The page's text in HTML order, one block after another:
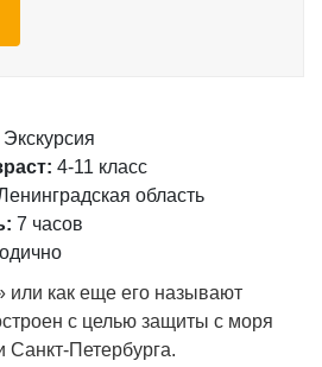
Экскурсия
4-11 класс
область
7 часов
или как еще его называют
с целью защиты с моря
Санкт-Петербурга.